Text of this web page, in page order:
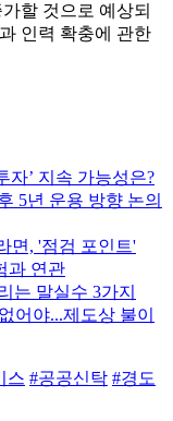
할 것으로 예상되
인력 확충에 관한
자’ 지속 가능성은?
5년 운용 방향 논의
면, '점검 포인트'
과 연관
는 말실수 3가지
어야...제도상 불이
스 #공공신탁 #경도